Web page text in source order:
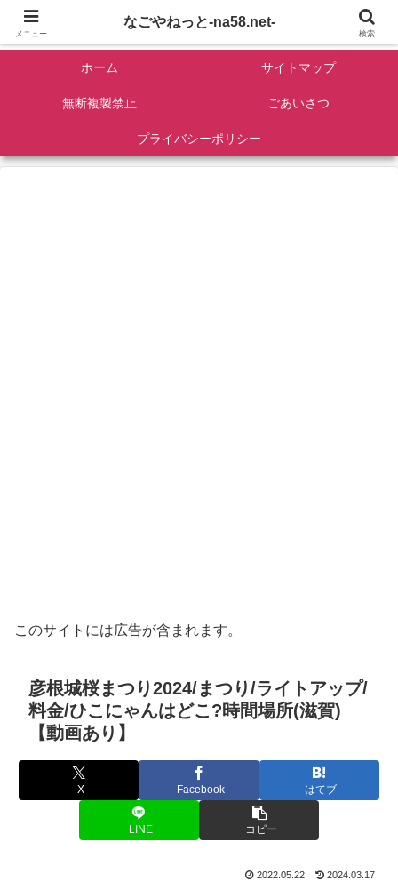
名古屋を中心に全国観光名所紹介/バンコンDIY/ゴロマル・よっちゃん夫婦のド
ホーム サイトマップ
無断複製禁止 ごあいさつ
プライバシーポリシー
このサイトには広告が含まれます。
彦根城桜まつり2024/まつり/ライトアップ/
料金/ひこにゃんはどこ?時間場所(滋賀)
【動画あり】
X Facebook はてブ
LINE コピー
2022.05.22 2024.03.17
メニュー
なごやねっと-na58.net-
検索